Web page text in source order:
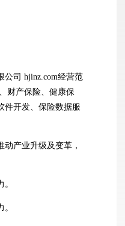
公司 hjinz.com经营范
财产保险、健康保
件开发、保险数据服
产业升级及变革，